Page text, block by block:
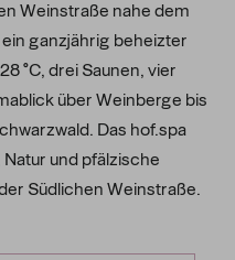
Weinstraße nahe dem
ganzjährig beheizter
°C, drei Saunen, vier
über Weinberge bis
Das hof.spa
und pfälzische
Südlichen Weinstraße.